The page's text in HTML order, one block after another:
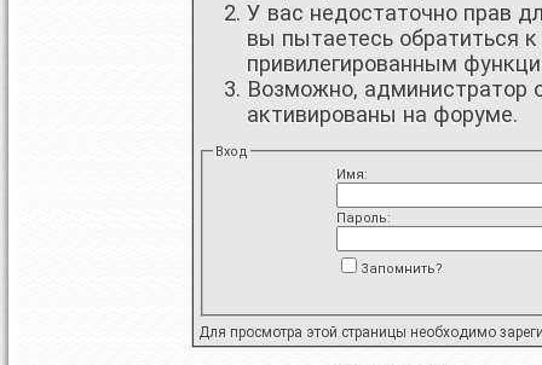
У вас недостаточно прав
вы пытаетесь обратиться
привилегированным
Возможно, администратор
активированы на форуме.
Вход
Имя:
Пароль:
Запомнить?
Для просмотра этой страницы необходимо